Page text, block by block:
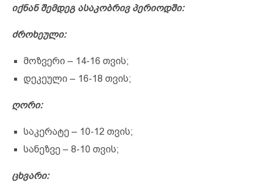
იქნან შემდეგ ასაკობრივ პერიოდში:
ძროხეული:
მოზვერი – 14-16 თვის;
დეკეული – 16-18 თვის;
ღორი:
საკერატე – 10-12 თვის;
სანეზვე – 8-10 თვის;
ცხვარი: